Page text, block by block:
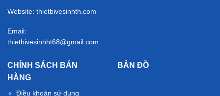
Website: thietbivesinhth.com
Email:
thietbivesinhht68@gmail.com
CHÍNH SÁCH BÁN
HÀNG
Điều khoản sử dụng
BẢN ĐỒ